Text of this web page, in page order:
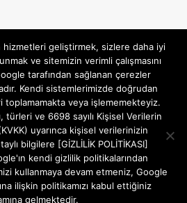
Politikası
hizmetleri geliştirmek, sizlere daha iyi
ve sitemizin verimli çalışmasını
tarafından sağlanan çerezler
Kendi sistemlerimizde doğrudan
toplamamakta veya işlememekteyiz.
türleri ve 6698 sayılı Kişisel Verilerin
uyarınca kişisel verilerinizin
bilgilere [GİZLİLİK POLİTİKASI]
kendi gizlilik politikalarından
kullanmaya devam etmeniz, Google
ilişkin politikamızı kabul ettiğiniz
gelmektedir.